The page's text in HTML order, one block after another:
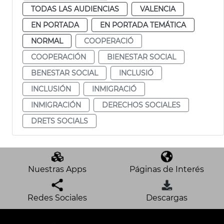
TODAS LAS AUDIENCIAS
VALENCIA
EN PORTADA
EN PORTADA TEMÁTICA
NORMAL
COOPERACIÓ
COOPERACIÓN
BIENESTAR SOCIAL
BENESTAR SOCIAL
INCLUSIÓ
INCLUSIÓN
INMIGRACIÓ
INMIGRACIÓN
DERECHOS SOCIALES
DRETS SOCIALS
Nuestras Apps Páginas de Interés
Redes Sociales Descargas